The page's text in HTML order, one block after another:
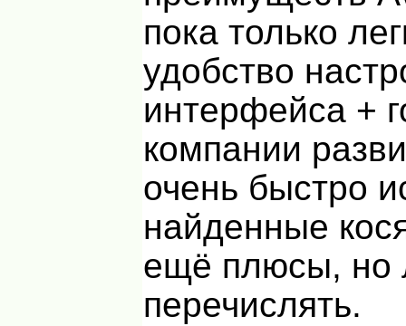
пока только
удобство
интерфейса +
компании
очень быстро
найденные
ещё плюсы, но
перечислять.